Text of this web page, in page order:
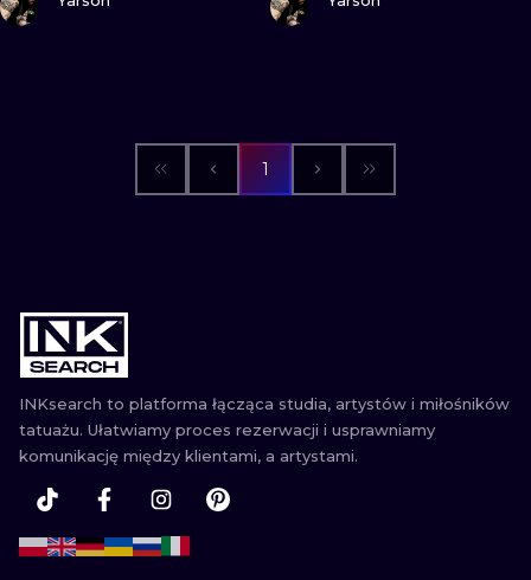
1
INKsearch to platforma łącząca studia, artystów i miłośników
tatuażu. Ułatwiamy proces rezerwacji i usprawniamy
komunikację między klientami, a artystami.